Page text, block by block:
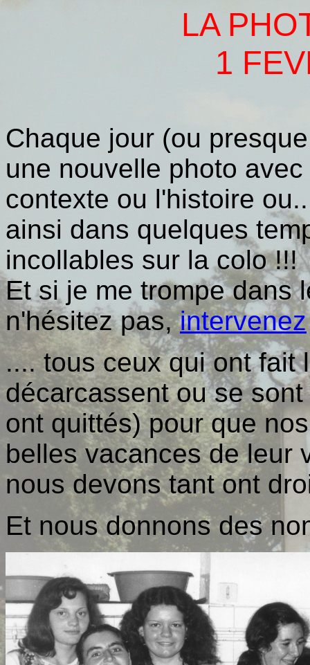
LA
1
Chaque jour (ou
une nouvelle photo
contexte ou l'histoire
ainsi dans quelques
incollables sur la colo !!!
Et si je me trompe dans
n'hésitez pas,intervenez
.... tous ceux qui ont fait
décarcassent ou se
ont quittés) pour que
belles vacances de leur
nous devons tant ont
Et nous donnons des